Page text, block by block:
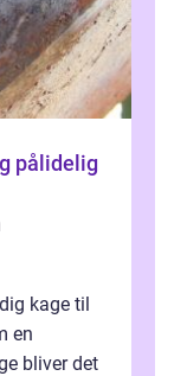
pålidelig
kage til
en
bliver det